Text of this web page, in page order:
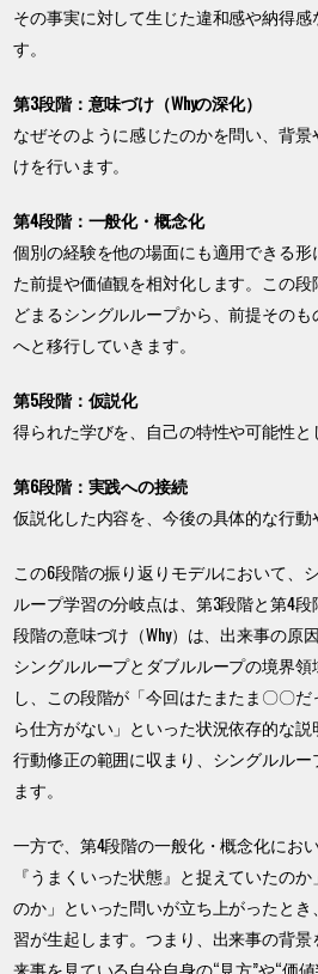
その事実に対して生じた違和感や納得
す。
第3段階：意味づけ（Whyの深化）
なぜそのように感じたのかを問い、背
けを行います。
第4段階：一般化・概念化
個別の経験を他の場面にも適用できる
た前提や価値観を相対化します。この
どまるシングルループから、前提その
へと移行していきます。
第5段階：仮説化
得られた学びを、自己の特性や可能性と
第6段階：実践への接続
仮説化した内容を、今後の具体的な行動
この6段階の振り返りモデルにおいて、
ループ学習の分岐点は、第3段階と第4
段階の意味づけ（Why）は、出来事の原
シングルループとダブルループの境界
し、この段階が「今回はたまたま〇〇
ら仕方がない」といった状況依存的な
行動修正の範囲に収まり、シングルル
ます。
一方で、第4段階の一般化・概念化にお
『うまくいった状態』と捉えていたの
のか」といった問いが立ち上がったと
習が生起します。つまり、出来事の背
来事を見ている自分自身の“見方”や“価